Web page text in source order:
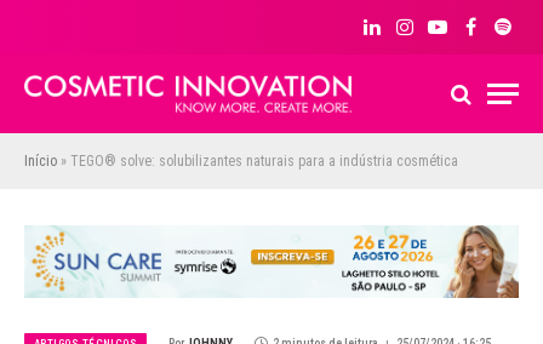
LinkedInInstagram
YouTubeFacebook
Início » TEGO® solve: solubilizantes naturais para a indústria cosmética